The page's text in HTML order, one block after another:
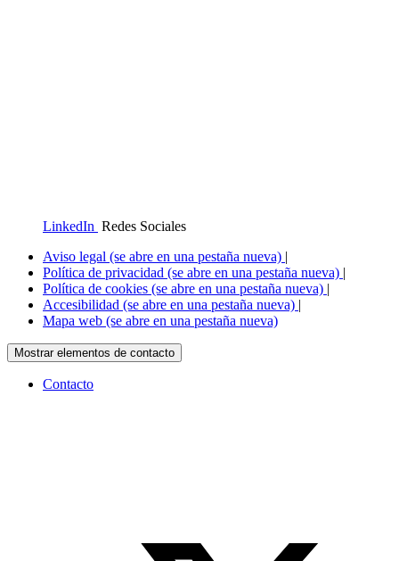
LinkedIn Redes Sociales
Aviso legal (se abre en una pestaña nueva) |
Política de privacidad (se abre en una pestaña nueva) |
Política de cookies (se abre en una pestaña nueva) |
Accesibilidad (se abre en una pestaña nueva) |
Mapa web (se abre en una pestaña nueva)
Mostrar elementos de contacto
Contacto